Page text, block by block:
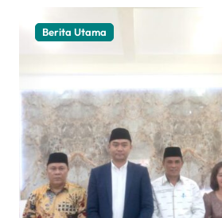
Berita Utama